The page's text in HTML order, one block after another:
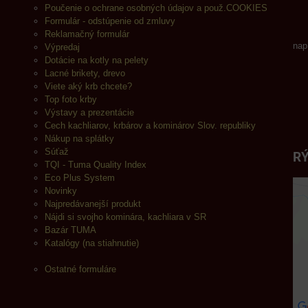
Poučenie o ochrane osobných údajov a použ.COOKIES
Formulár - odstúpenie od zmluvy
Reklamačný formulár
Výpredaj
Dotácie na kotly na pelety
Lacné brikety, drevo
Viete aký krb chcete?
Top foto krby
Výstavy a prezentácie
Cech kachliarov, krbárov a kominárov Slov. republiky
Nákup na splátky
Súťaž
TQI - Tuma Quality Index
Eco Plus System
Novinky
Najpredávanejší produkt
Nájdi si svojho kominára, kachliara v SR
Bazár TUMA
Katalógy (na stiahnutie)
Ostatné formuláre